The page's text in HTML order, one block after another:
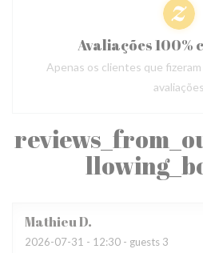
MathieuD
2026-07-31 - 12:30 - guests 3
Avaliações 100%
Apenas os clientes que
avaliações